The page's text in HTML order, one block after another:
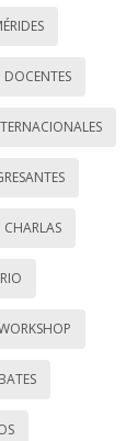
DOCENTES
CHARLAS